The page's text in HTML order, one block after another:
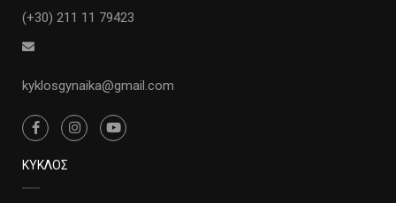
(+30) 211 11 79423
kyklosgynaika@gmail.com
ΚΥΚΛΟΣ